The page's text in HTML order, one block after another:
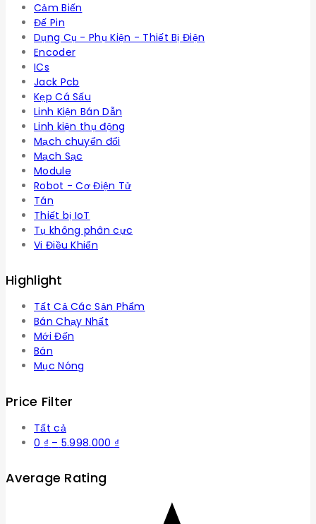
Cảm Biến
Đế Pin
Dụng Cụ - Phụ Kiện - Thiết Bị Điện
Encoder
ICs
Jack Pcb
Kẹp Cá Sấu
Linh Kiện Bán Dẫn
Linh kiện thụ động
Mạch chuyển đổi
Mạch Sạc
Module
Robot - Cơ Điện Tử
Tán
Thiết bị IoT
Tụ không phân cực
Vi Điều Khiển
Highlight
Tất Cả Các Sản Phẩm
Bán Chạy Nhất
Mới Đến
Bán
Mục Nóng
Price Filter
Tất cả
0 ₫ – 5.998.000 ₫
5.998.000 ₫
Average Rating